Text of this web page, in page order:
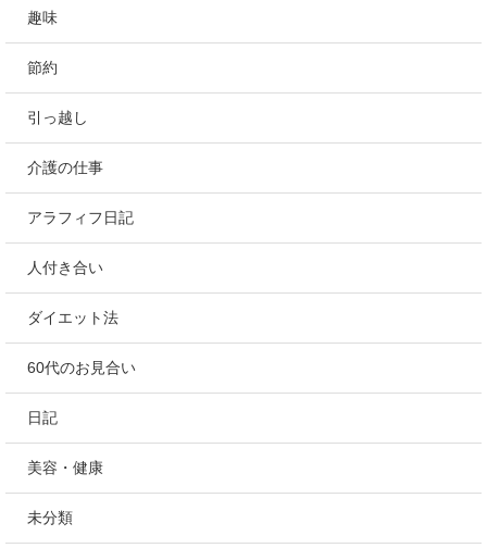
趣味
節約
引っ越し
介護の仕事
アラフィフ日記
人付き合い
ダイエット法
60代のお見合い
日記
美容・健康
未分類